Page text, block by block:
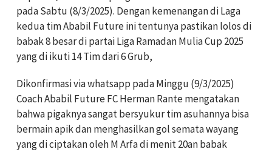
pada Sabtu (8/3/2025). Dengan kemenangan di Laga
kedua tim Ababil Future ini tentunya pastikan lolos di
babak 8 besar di partai Liga Ramadan Mulia Cup 2025
yang di ikuti 14 Tim dari 6 Grub,
Dikonfirmasi via whatsapp pada Minggu (9/3/2025)
Coach Ababil Future FC Herman Rante mengatakan
bahwa pigaknya sangat bersyukur tim asuhannya bisa
bermain apik dan menghasilkan gol semata wayang
yang di ciptakan oleh M Arfa di menit 20an babak